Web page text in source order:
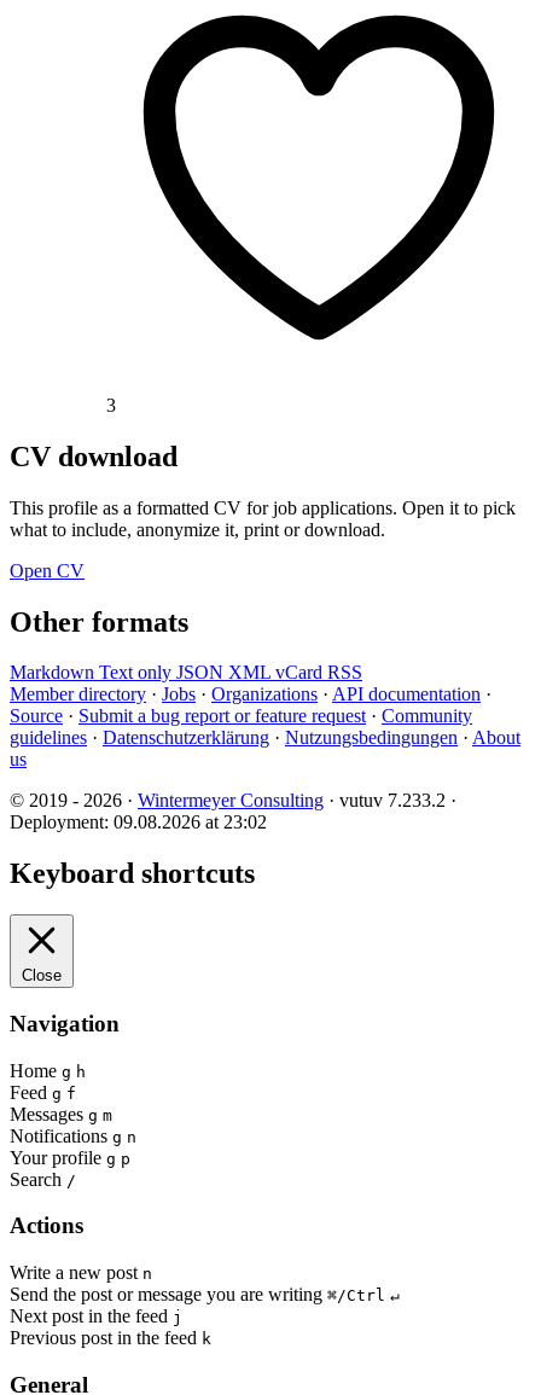
3
CV download
This profile as a formatted CV for job applications. Open it to pick
what to include, anonymize it, print or download.
Open CV
Other formats
Markdown Text only JSON XML vCard RSS
Member directory · Jobs · Organizations · API documentation ·
Source · Submit a bug report or feature request · Community
guidelines · Datenschutzerklärung · Nutzungsbedingungen · About
us
© 2019 - 2026 · Wintermeyer Consulting · vutuv 7.233.2 ·
Deployment: 09.08.2026 at 23:02
Keyboard shortcuts
Close
Navigation
Home g h
Feed g f
Messages g m
Notifications g n
Your profile g p
Search /
Actions
Write a new post n
Send the post or message you are writing ⌘/Ctrl ↵
Next post in the feed j
Previous post in the feed k
General